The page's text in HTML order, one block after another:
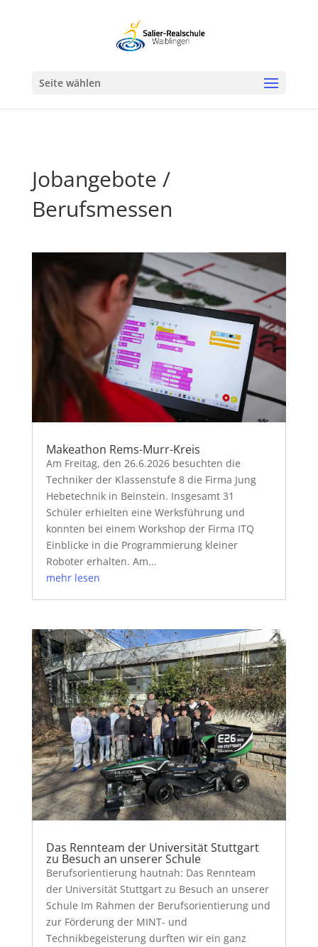
Seite wählen
Jobangebote /
Berufsmessen
Makeathon Rems-Murr-Kreis
Am Freitag, den 26.6.2026 besuchten die
Techniker der Klassenstufe 8 die Firma Jung
Hebetechnik in Beinstein. Insgesamt 31
Schüler erhielten eine Werksführung und
konnten bei einem Workshop der Firma ITQ
Einblicke in die Programmierung kleiner
Roboter erhalten. Am...
mehr lesen
Das Rennteam der Universität Stuttgart
zu Besuch an unserer Schule
Berufsorientierung hautnah: Das Rennteam
der Universität Stuttgart zu Besuch an unserer
Schule Im Rahmen der Berufsorientierung und
zur Förderung der MINT- und
Technikbegeisterung durften wir ein ganz